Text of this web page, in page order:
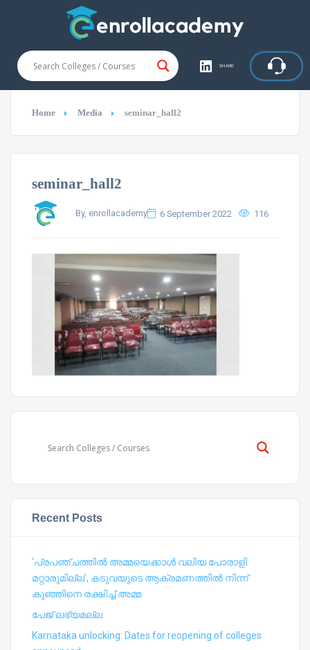
SHARE
Home Media seminar_hall2
seminar_hall2
By, enrollacademy 6 September 2022 116
Recent Posts
‘പ്രപഞ്ചത്തില്‍ അമ്മയെക്കാള്‍ വലിയ പോരാളി
മറ്റാരുമില്ല’, കടുവയുടെ ആക്രമണത്തില്‍ നിന്ന്
കുഞ്ഞിനെ രക്ഷിച്ച് അമ്മ
പേജ് ലഭ്യമല്ല
Karnataka unlocking: Dates for reopening of colleges